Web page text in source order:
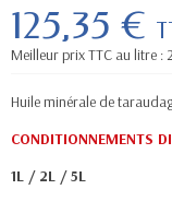
125,35 €
Meilleur prix TTC au litre :
Huile minérale de
CONDITIONNEMENTS
1L / 2L / 5L